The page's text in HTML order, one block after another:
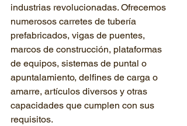
industrias revolucionadas. Ofrecemos
numerosos carretes de tubería
prefabricados, vigas de puentes,
marcos de construcción, plataformas
de equipos, sistemas de puntal o
apuntalamiento, delfines de carga o
amarre, artículos diversos y otras
capacidades que cumplen con sus
requisitos.